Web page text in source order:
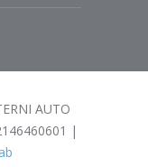
AUTO
|